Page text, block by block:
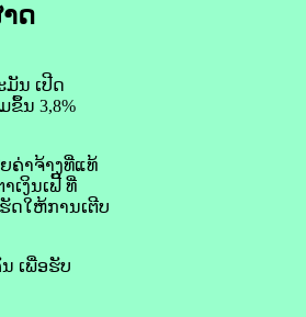
ດ
ນ ເປີດ
ຂຶ້ນ 3,8%
ຄ່າ​ຈ້າງທີ່ແທ້​
ເງິນ​ເຟີ້ ທີ່​
ດ​ໃຫ້ການ​ເຕີບ
ເພື່ອ​ຮັບ​